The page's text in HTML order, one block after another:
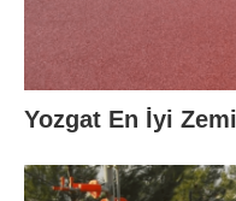
Yozgat En İyi